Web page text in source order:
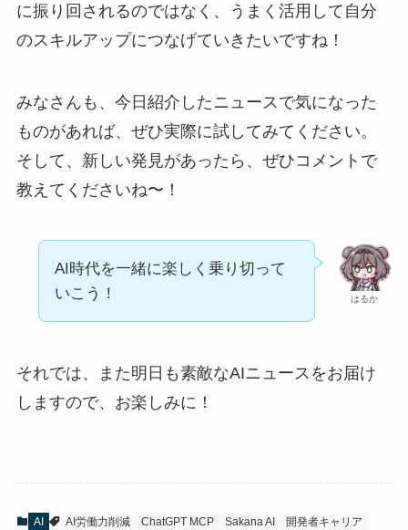
に振り回されるのではなく、うまく活用して自分
のスキルアップにつなげていきたいですね！
みなさんも、今日紹介したニュースで気になった
ものがあれば、ぜひ実際に試してみてください。
そして、新しい発見があったら、ぜひコメントで
教えてくださいね〜！
はるか
AI時代を一緒に楽しく乗り切って
いこう！
それでは、また明日も素敵なAIニュースをお届け
しますので、お楽しみに！
AI AI労働力削減 ChatGPT MCP Sakana AI 開発者キャリア